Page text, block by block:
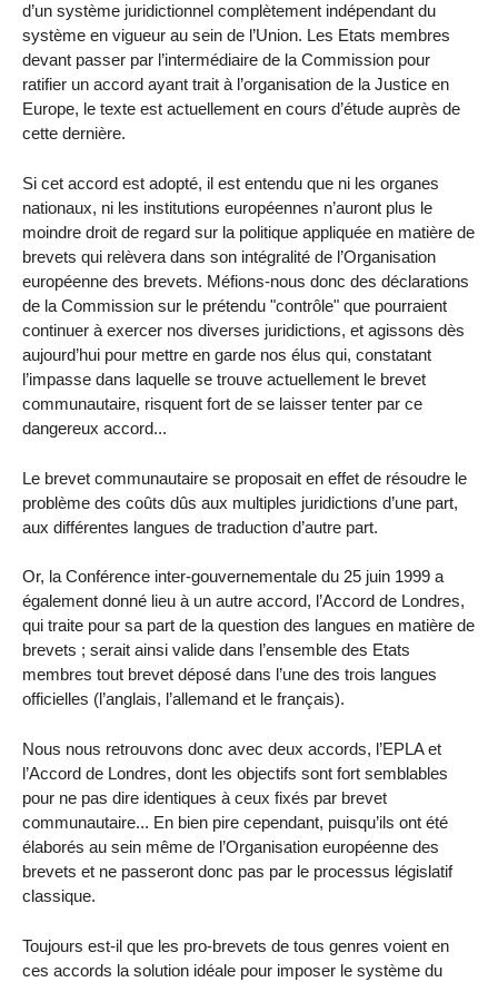
d’un système juridictionnel complètement indépendant du
système en vigueur au sein de l’Union. Les Etats membres
devant passer par l’intermédiaire de la Commission pour
ratifier un accord ayant trait à l’organisation de la Justice en
Europe, le texte est actuellement en cours d’étude auprès de
cette dernière.
Si cet accord est adopté, il est entendu que ni les organes
nationaux, ni les institutions européennes n’auront plus le
moindre droit de regard sur la politique appliquée en matière de
brevets qui relèvera dans son intégralité de l’Organisation
européenne des brevets. Méfions-nous donc des déclarations
de la Commission sur le prétendu "contrôle" que pourraient
continuer à exercer nos diverses juridictions, et agissons dès
aujourd’hui pour mettre en garde nos élus qui, constatant
l’impasse dans laquelle se trouve actuellement le brevet
communautaire, risquent fort de se laisser tenter par ce
dangereux accord...
Le brevet communautaire se proposait en effet de résoudre le
problème des coûts dûs aux multiples juridictions d’une part,
aux différentes langues de traduction d’autre part.
Or, la Conférence inter-gouvernementale du 25 juin 1999 a
également donné lieu à un autre accord, l’Accord de Londres,
qui traite pour sa part de la question des langues en matière de
brevets ; serait ainsi valide dans l’ensemble des Etats
membres tout brevet déposé dans l’une des trois langues
officielles (l’anglais, l’allemand et le français).
Nous nous retrouvons donc avec deux accords, l’EPLA et
l’Accord de Londres, dont les objectifs sont fort semblables
pour ne pas dire identiques à ceux fixés par brevet
communautaire... En bien pire cependant, puisqu’ils ont été
élaborés au sein même de l’Organisation européenne des
brevets et ne passeront donc pas par le processus législatif
classique.
Toujours est-il que les pro-brevets de tous genres voient en
ces accords la solution idéale pour imposer le système du